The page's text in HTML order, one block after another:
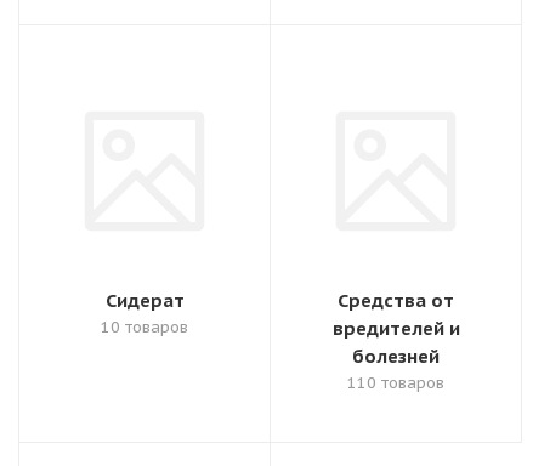
Сидерат
10 товаров
Средства от
вредителей и
болезней
110 товаров